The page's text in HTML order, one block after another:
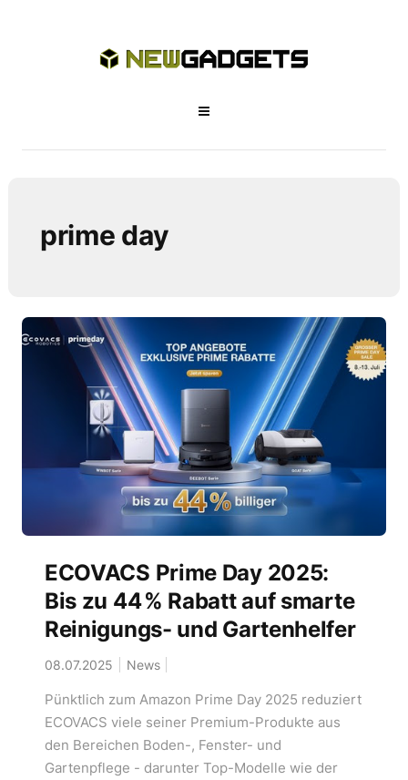
prime day
ECOVACS Prime Day 2025:
Bis zu 44 % Rabatt auf smarte
Reinigungs- und Gartenhelfer
08.07.2025 News
Pünktlich zum Amazon Prime Day 2025 reduziert
ECOVACS viele seiner Premium-Produkte aus
den Bereichen Boden-, Fenster- und
Gartenpflege - darunter Top-Modelle wie der